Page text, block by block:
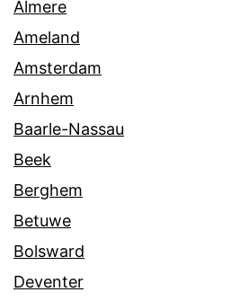
Almere
Ameland
Amsterdam
Arnhem
Baarle-Nassau
Beek
Berghem
Betuwe
Bolsward
Deventer